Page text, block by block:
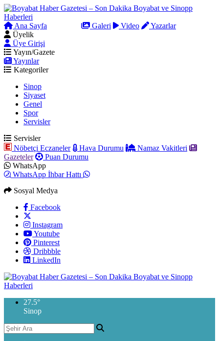
Ana Sayfa Galeri Video
Yazarlar
Üyelik
Üye Girişi
Yayın/Gazete
Yayınlar
Kategoriler
Sinop
Siyaset
Genel
Spor
Servisler
Servisler
Nöbetçi Eczaneler
Hava Durumu
Namaz Vakitleri
Gazeteler
Puan Durumu
WhatsApp
WhatsApp İhbar Hattı
Sosyal Medya
Facebook
Instagram
Youtube
Pinterest
Dribbble
LinkedIn
27.5°
Sinop